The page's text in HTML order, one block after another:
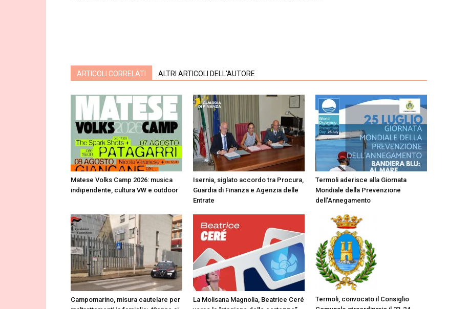
ARTICOLI CORRELATI ALTRI ARTICOLI DELL'AUTORE
Matese Volks Camp 2026: musica
indipendente, cultura VW e outdoor
Isernia, siglato accordo tra Procura,
Guardia di Finanza e Agenzia delle
Entrate
Termoli aderisce alla Giornata
Mondiale della Prevenzione
dell’Annegamento
Campomarino, misura cautelare per
La Molisana Magnolia, Beatrice Ceré
Termoli, convocato il Consiglio